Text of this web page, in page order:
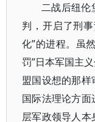
二战后纽伦
判，开启了刑
化”的进程。虽
罚”日本军国主
盟国设想的那
国际法理论方
层军政领导人